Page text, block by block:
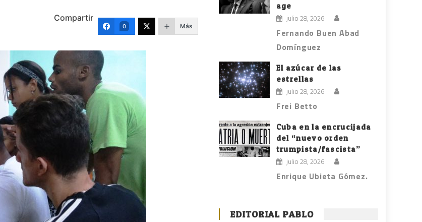
Compartir
0 Más
age
julio 28, 2026
Fernando Buen Abad
Domínguez
El azúcar de las
estrellas
julio 28, 2026
Frei Betto
Cuba en la encrucijada
del “nuevo orden
trumpista/fascista”
julio 28, 2026
Enrique Ubieta Gómez.
EDITORIAL PABLO